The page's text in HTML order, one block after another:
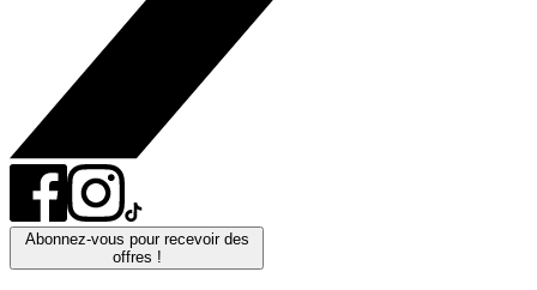
Abonnez-vous pour recevoir des
offres !